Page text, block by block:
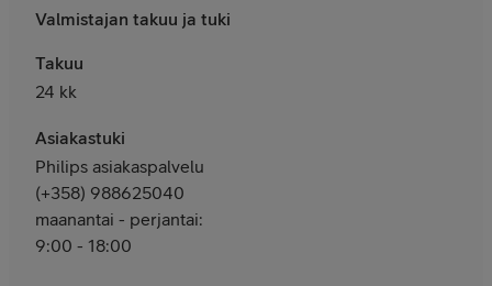
Valmistajan takuu ja tuki
Takuu
24 kk
Asiakastuki
Philips asiakaspalvelu
(+358) 988625040
maanantai - perjantai:
9:00 - 18:00